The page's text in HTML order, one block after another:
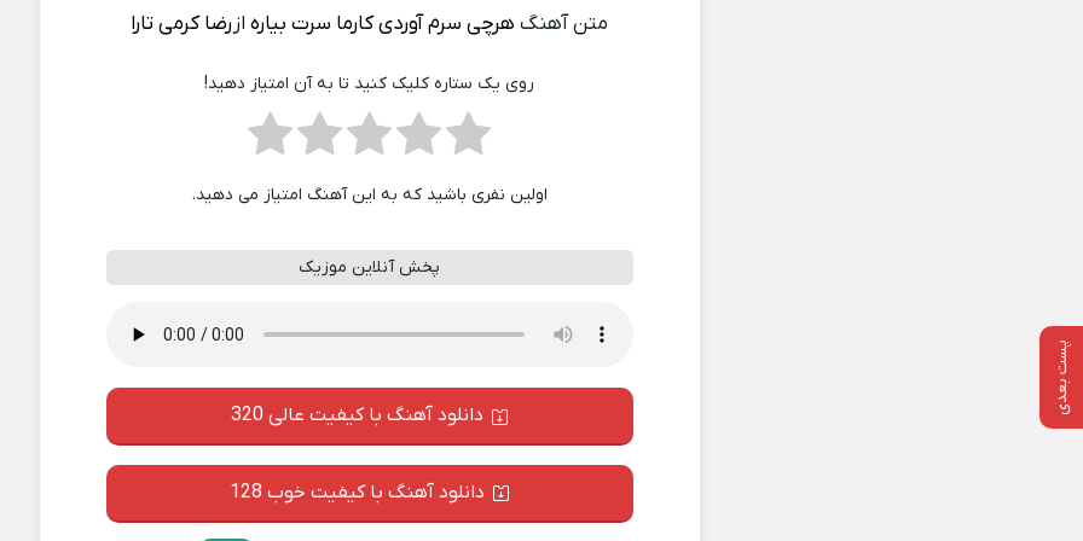
پست بعدی
متن آهنگ هرچی سرم آوردی کارما سرت بیارهازرضا کرمی تارا
روی یک ستاره کلیک کنید تا به آن امتیاز دهید!
اولین نفری باشید که به این آهنگ امتیاز می دهید.
پخش آنلاین موزیک
دانلود آهنگ با کیفیت عالی 320
دانلود آهنگ با کیفیت خوب 128